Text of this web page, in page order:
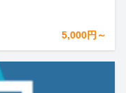
5,000円～